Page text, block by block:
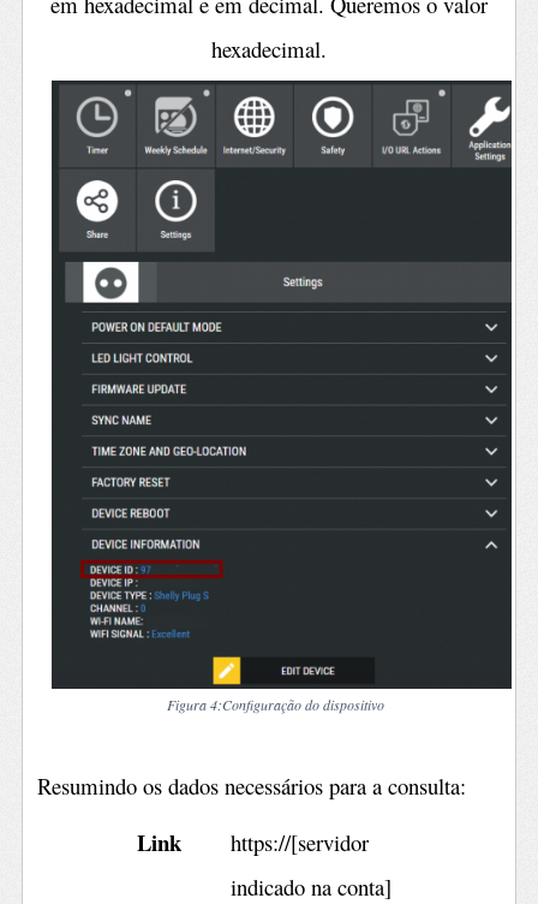
hexadecimal.
Figura 4:Configuração do dispositivo
Resumindo os dados necessários para a consulta:
Link
https://[servidor
indicado na conta]